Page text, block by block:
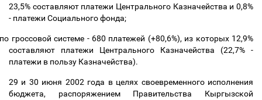
23,5% составляют платежи Центрального Казначейства и 0,8%
- платежи Социального фонда;
по гроссовой системе - 680 платежей (+80,6%), из которых 12,9%
составляют платежи Центрального Казначейства (22,7% -
платежи в пользу Казначейства).
29 и 30 июня 2002 года в целях своевременного исполнения
бюджета, распоряжением Правительства Кыргызской